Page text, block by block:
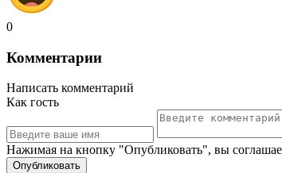
0
Комментарии
Написать комментарий
Как гость
Нажимая на кнопку "Опубликовать", вы